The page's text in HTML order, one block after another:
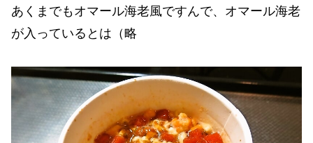
あくまでもオマール海老風ですんで、オマール海老
が入っているとは（略